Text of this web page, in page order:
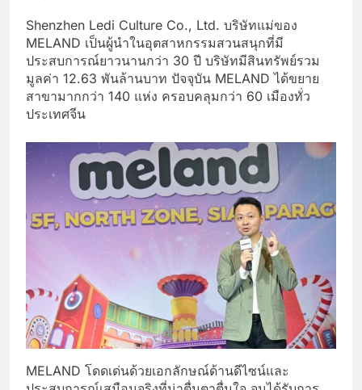
Shenzhen Ledi Culture Co., Ltd. บริษัทแม่ของ
MELAND เป็นผู้นำในอุตสาหกรรมสวนสนุกที่มี
ประสบการณ์ยาวนานกว่า 30 ปี บริษัทมีสินทรัพย์รวม
มูลค่า 12.63 พันล้านบาท ปัจจุบัน MELAND ได้ขยาย
สาขามากกว่า 140 แห่ง ครอบคลุมกว่า 60 เมืองทั่ว
ประเทศจีน
MELAND โดดเด่นด้วยเอกลักษณ์ด้านดีไซน์และ